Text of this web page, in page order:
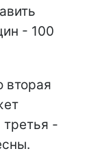
- 100
вторая
третья -